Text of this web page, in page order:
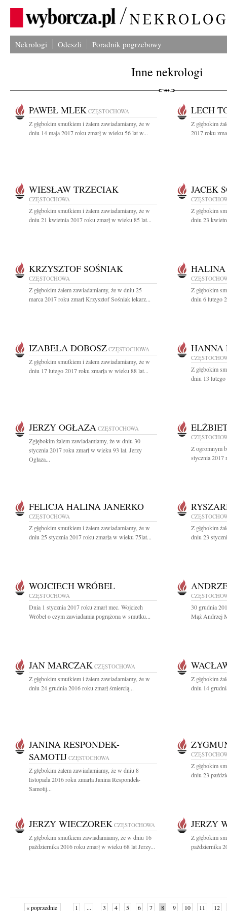
Nekrologi Odeszli Poradnik pogrzebowy
Inne nekrologi
PAWEŁ MLEK CZĘSTOCHOWA
Z głębokim smutkiem i żalem zawiadamiamy, że w
dniu 14 maja 2017 roku zmarł w wieku 56 lat w...
LECH
Z głębokim
2017 roku
WIESŁAW TRZECIAK
CZĘSTOCHOWA
Z głębokim smutkiem i żalem zawiadamiamy, że w
dniu 21 kwietnia 2017 roku zmarł w wieku 85 lat...
JACEK
Z głębokim
dniu 23
KRZYSZTOF SOŚNIAK
CZĘSTOCHOWA
Z głębokim żalem zawiadamiamy, że w dniu 25
marca 2017 roku zmarł Krzysztof Sośniak lekarz...
HALINA
Z głębokim
dniu 6 lutego
IZABELA DOBOSZ CZĘSTOCHOWA
Z głębokim smutkiem i żalem zawiadamiamy, że w
dniu 17 lutego 2017 roku zmarła w wieku 88 lat...
HANNA
Z głębokim
dniu 13
JERZY OGŁAZA CZĘSTOCHOWA
Zgłębokim żalem zawiadamiamy, że w dniu 30
stycznia 2017 roku zmarł w wieku 93 lat. Jerzy
Ogłaza...
Z ogromnym
stycznia 2017
FELICJA HALINA JANERKO
CZĘSTOCHOWA
Z głębokim smutkiem i żalem zawiadamiamy, że w
dniu 25 stycznia 2017 roku zmarła w wieku 75lat...
Z głębokim
dniu 23
WOJCIECH WRÓBEL
CZĘSTOCHOWA
Dnia 1 stycznia 2017 roku zmarł mec. Wojciech
Wróbel o czym zawiadamia pogrążona w smutku...
30 grudnia
Mąż Andrzej
JAN MARCZAK CZĘSTOCHOWA
Z głębokim smutkiem i żalem zawiadamiamy, że w
dniu 24 grudnia 2016 roku zmarł śmiercią...
Z głębokim
dniu 14
JANINA RESPONDEK-
SAMOTIJ CZĘSTOCHOWA
Z głębokim żalem zawiadamiamy, że w dniu 8
listopada 2016 roku zmarła Janina Respondek-
Samotij...
Z głębokim
dniu 23
JERZY WIECZOREK CZĘSTOCHOWA
Z głębokim smutkiem zawiadamiamy, że w dniu 16
października 2016 roku zmarł w wieku 68 lat Jerzy...
JERZY
Z głębokim
października
« poprzednie 1 ... 3 4 5 6 7 8 9 10 11 12